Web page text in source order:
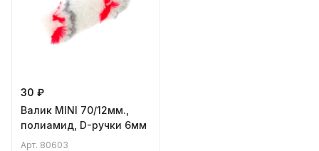
30 ₽
Валик MINI 70/12мм.,
полиамид, D-ручки 6мм
Арт. 80603